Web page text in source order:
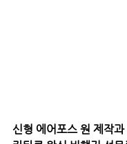
신형 에어포스 원 제작과